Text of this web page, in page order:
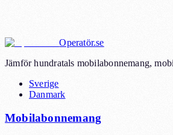
Operatör.se
Jämför hundratals mobilabonnemang,
Sverige
Danmark
Mobilabonnemang